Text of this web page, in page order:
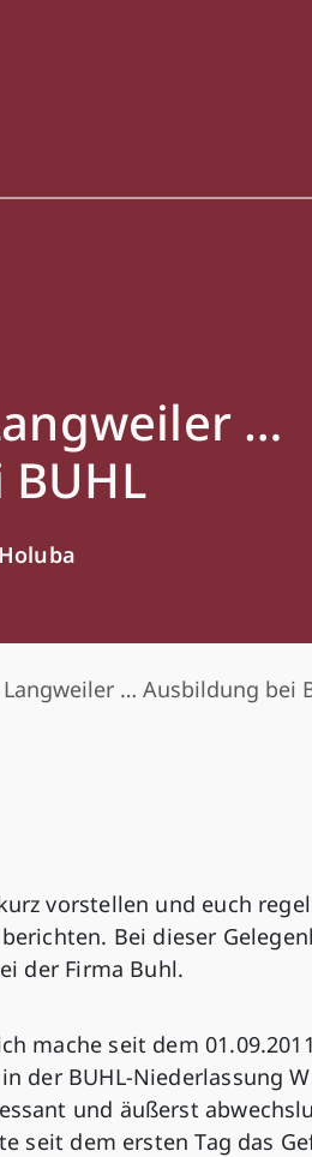
…
… Ausbildung bei
vorstellen und euch
Bei dieser
der Firma Buhl.
mache seit dem
der BUHL-Niederlassung
und äußerst
dem ersten Tag das